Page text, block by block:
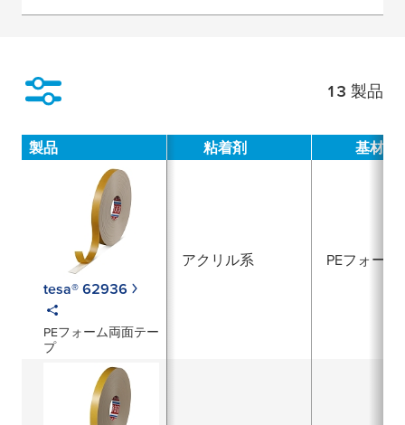
13 製品
製品 粘着剤 基材
tesa® 62936
PEフォーム両面テー
プ
アクリル系 PEフォーム